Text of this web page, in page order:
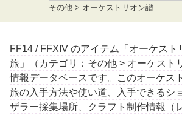
その他 > オーケストリオン譜
FF14 / FFXIV のアイテム「オーケスト
旅」（カテゴリ：その他 > オーケスト
情報データベースです。このオーケス
旅の入手方法や使い道、入手できるシ
ザラー採集場所、クラフト制作情報（